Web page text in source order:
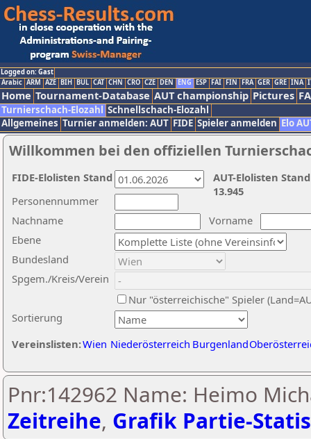
Logged on: Gast
Arabic ARM AZE BIH BUL CAT CHN CRO CZE DEN ENG ESP FAI FIN FRA GER GRE INA
Home Tournament-Database AUT championship Pictures
Turnierschach-Elozahl Schnellschach-Elozahl
Allgemeines Turnier anmelden: AUT FIDE Spieler anmelden Elo
Willkommen bei den offiziellen
Nachname
Vorname
Ebene
Sortierung
Personennummer
Bundesland
Spgem./Kreis/Verein
Nur "österreichische" Spieler
Vereinslisten:Wien Niederösterreich Burgenland
AUT-Elolisten
13.945
FIDE-Elolisten Stand
Pnr:142962 Name: Heimo
Zeitreihe, Grafik Partie-